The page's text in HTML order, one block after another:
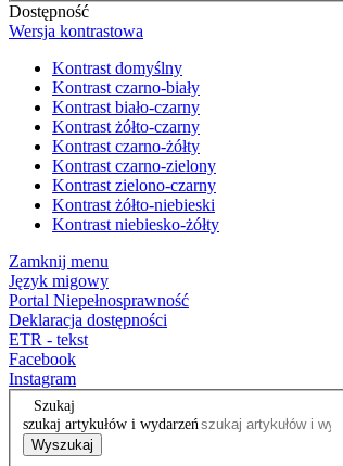
Dostępność
Wersja kontrastowa
Kontrast domyślny
Kontrast czarno-biały
Kontrast biało-czarny
Kontrast żółto-czarny
Kontrast czarno-żółty
Kontrast czarno-zielony
Kontrast zielono-czarny
Kontrast żółto-niebieski
Kontrast niebiesko-żółty
Zamknij menu
Język migowy
Portal Niepełnosprawność
Deklaracja dostępności
ETR - tekst
Facebook
Instagram
Szukaj
szukaj artykułów i wydarzeń
Wyszukaj